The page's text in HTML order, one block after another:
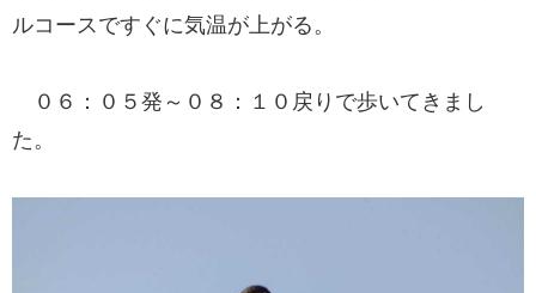
ルコースですぐに気温が上がる。
０６：０５発～０８：１０戻りで歩いてきまし
た。